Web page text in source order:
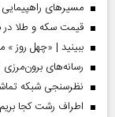
مسیر‌های راهپیمایی
قیمت سکه و طلا در بازار آزاد
ببینید | «چهل روز
رسانه‌های برون‌مرزی
نظرسنجی شبکه
اطراف رشت کجا